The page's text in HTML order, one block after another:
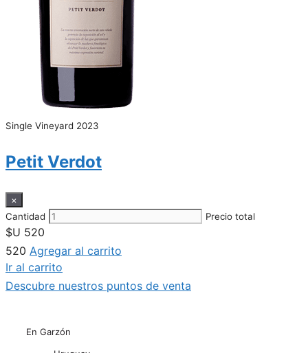
Single Vineyard 2023
Petit Verdot
×
Cantidad
Precio total
$U 520
520 Agregar al carrito
Ir al carrito
Descubre nuestros puntos de venta
En Garzón